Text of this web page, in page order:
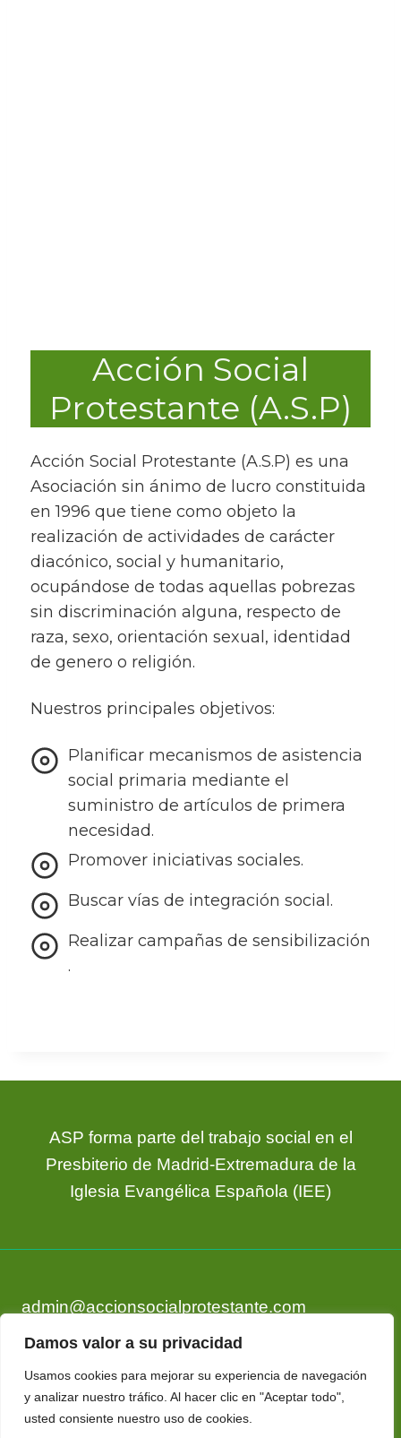
Damos valor a su privacidad
Usamos cookies para mejorar su experiencia de navegación
y analizar nuestro tráfico. Al hacer clic en "Aceptar todo",
usted consiente nuestro uso de cookies.
Acción Social
Protestante (A.S.P)
Acción Social Protestante (A.S.P) es una
Asociación sin ánimo de lucro constituida
en 1996 que tiene como objeto la
realización de actividades de carácter
diacónico, social y humanitario,
ocupándose de todas aquellas pobrezas
sin discriminación alguna, respecto de
raza, sexo, orientación sexual, identidad
de genero o religión.
Nuestros principales objetivos:
Planificar mecanismos de asistencia
social primaria mediante el
suministro de artículos de primera
necesidad.
Promover iniciativas sociales.
Buscar vías de integración social.
Realizar campañas de sensibilización​​
.
ASP forma parte del trabajo social en el
Presbiterio de Madrid-Extremadura de la
Iglesia Evangélica Española (IEE)
admin@accionsocialprotestante.com
Tlf. 673 17 13 33